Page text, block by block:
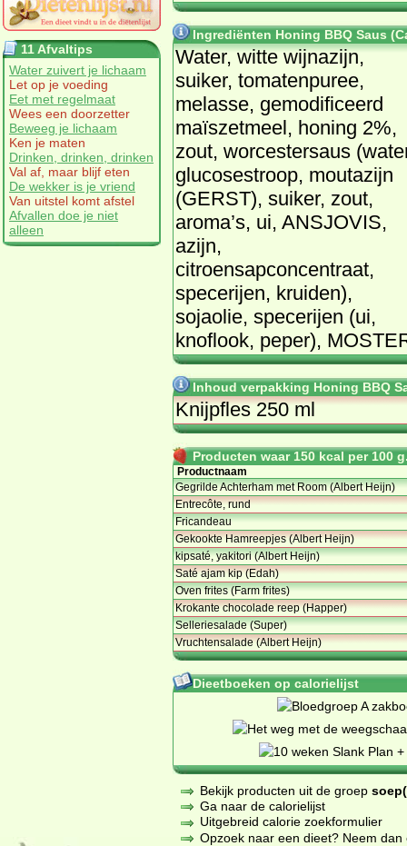
11 Afvaltips
Water zuivert je lichaam
Let op je voeding
Eet met regelmaat
Wees een doorzetter
Beweeg je lichaam
Ken je maten
Drinken, drinken, drinken
Val af, maar blijf eten
De wekker is je vriend
Van uitstel komt afstel
Afvallen doe je niet
alleen
Ingrediënten Honing BBQ Saus
Water, witte wijnazijn,
suiker, tomatenpuree,
melasse, gemodificeerd
maïszetmeel, honing 2%,
zout, worcestersaus
glucosestroop, moutazijn
(GERST), suiker, zout,
aroma’s, ui, ANSJOVIS,
azijn,
citroensapconcentraat,
specerijen, kruiden),
sojaolie, specerijen (ui,
knoflook, peper),
Inhoud verpakking Honing BBQ
Knijpfles 250 ml
Producten waar 150 kcal per 100
Productnaam
Gegrilde Achterham met Room (Albert Heijn)
Entrecôte, rund
Fricandeau
Gekookte Hamreepjes (Albert Heijn)
kipsaté, yakitori (Albert Heijn)
Saté ajam kip (Edah)
Oven frites (Farm frites)
Krokante chocolade reep (Happer)
Selleriesalade (Super)
Vruchtensalade (Albert Heijn)
Dieetboeken op calorielijst
Bekijk producten uit de groep
Ga naar de calorielijst
Uitgebreid calorie zoekformulier
Opzoek naar een dieet? Neem